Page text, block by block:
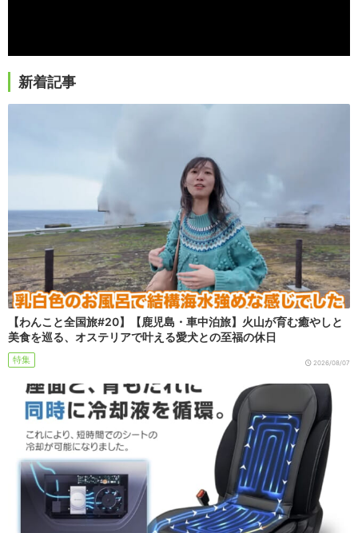
新着記事
【わんこと全国旅#20】【鹿児島・車中泊旅】火山が育む癒やしと
美食を巡る、オステリアで叶える愛犬との至福の休日
特集 2026/08/07